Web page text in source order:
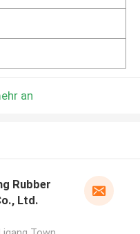
an
Rubber
Ltd.